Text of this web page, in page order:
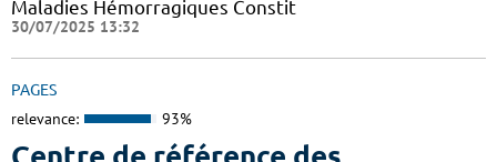
Maladies Hémorragiques Constit
30/07/2025 13:32
PAGES
relevance: 93%